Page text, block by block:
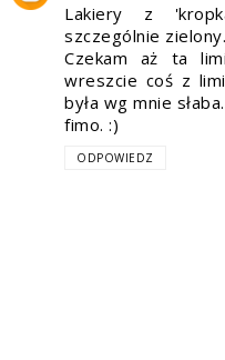
Lakiery z
szczególnie
Czekam aż ta
wreszcie coś z
była wg mnie
fimo. :)
ODPOWIEDZ